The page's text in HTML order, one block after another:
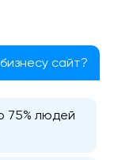
сайт?
75% людей